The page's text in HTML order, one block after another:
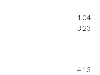
1:04
3:23
4:13